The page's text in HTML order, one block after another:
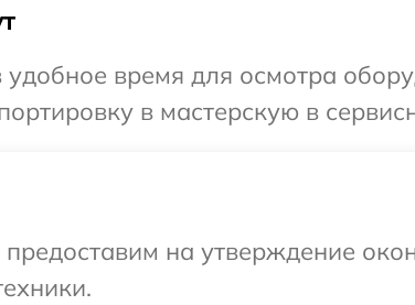
время для осмотра
в мастерскую в
на утверждение